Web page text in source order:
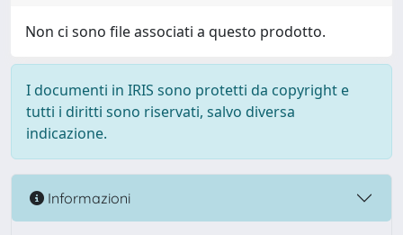
Non ci sono file associati a questo prodotto.
I documenti in IRIS sono protetti da copyright e
tutti i diritti sono riservati, salvo diversa
indicazione.
Informazioni